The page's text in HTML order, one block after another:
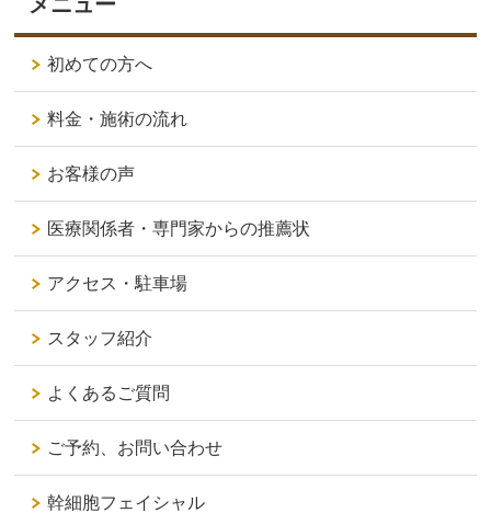
初めての方へ
料金・施術の流れ
お客様の声
医療関係者・専門家からの推薦状
アクセス・駐車場
スタッフ紹介
よくあるご質問
ご予約、お問い合わせ
幹細胞フェイシャル